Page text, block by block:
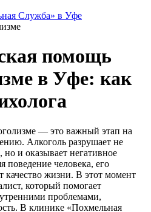
Служба» в Уфе
помощь
в Уфе: как
— это важный этап на
Алкоголь разрушает не
но и оказывает негативное
поведение человека, его
качество жизни. В этот момент
который помогает
проблемами,
В клинике «Похмельная